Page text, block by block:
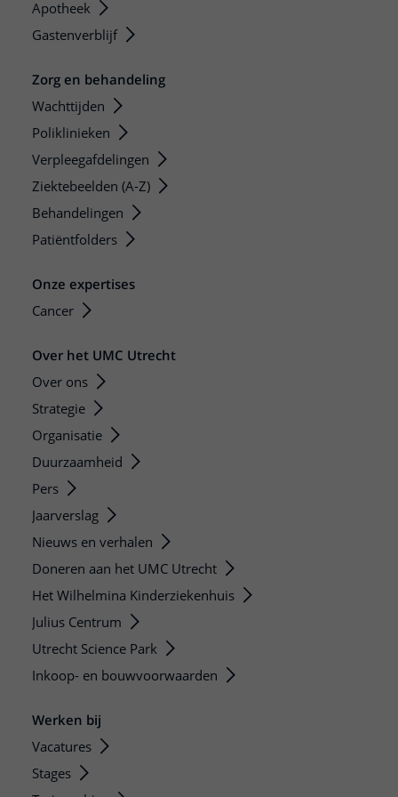
Apotheek
Gastenverblijf
Zorg en behandeling
Wachttijden
Poliklinieken
Verpleegafdelingen
Ziektebeelden (A-Z)
Behandelingen
Patiëntfolders
Onze expertises
Cancer
Over het UMC Utrecht
Over ons
Strategie
Organisatie
Duurzaamheid
Pers
Jaarverslag
Nieuws en verhalen
Doneren aan het UMC Utrecht
Het Wilhelmina Kinderziekenhuis
Julius Centrum
Utrecht Science Park
Inkoop- en bouwvoorwaarden
Werken bij
Vacatures
Stages